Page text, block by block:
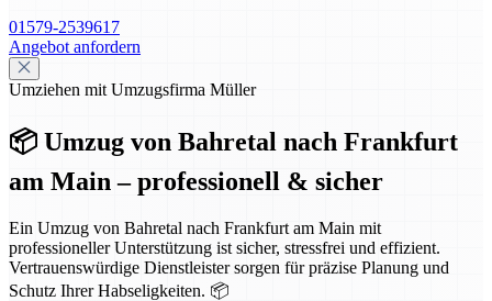
01579-2539617
Angebot anfordern
Umziehen mit Umzugsfirma Müller
📦 Umzug von Bahretal nach Frankfurt
am Main – professionell & sicher
Ein Umzug von Bahretal nach Frankfurt am Main mit
professioneller Unterstützung ist sicher, stressfrei und effizient.
Vertrauenswürdige Dienstleister sorgen für präzise Planung und
Schutz Ihrer Habseligkeiten. 📦